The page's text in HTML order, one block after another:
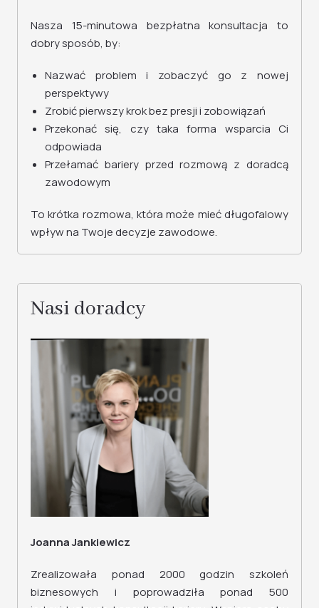
Nasza 15-minutowa bezpłatna konsultacja to
dobry sposób, by:
Nazwać problem i zobaczyć go z nowej
perspektywy
Zrobić pierwszy krok bez presji i zobowiązań
Przekonać się, czy taka forma wsparcia Ci
odpowiada
Przełamać bariery przed rozmową z doradcą
zawodowym
To krótka rozmowa, która może mieć długofalowy
wpływ na Twoje decyzje zawodowe.
Nasi doradcy
Joanna Jankiewicz
Zrealizowała ponad 2000 godzin szkoleń
biznesowych i poprowadziła ponad 500